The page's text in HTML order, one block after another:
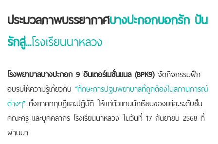
ประมวลภาพบรรยากาศบางปะกอกบอกรัก ปัน
รักสู่...โรงเรียนนาหลวง
โรงพยาบาลบางปะกอก 9 อินเตอร์เนชั่นแนล (BPK9)จัดกิจกรรมฝึก
อบรมให้ความรู้เกี่ยวกับ “ทักษะการปฐมพยาบาลที่ถูกต้องในสถานการณ์
ต่างๆ” ทั้งภาคทฤษฎีและปฏิบัติ ให้แก่ตัวเเทนนักเรียนของเเต่ละระดับชั้น
คณะครู และบุคคลากร โรงเรียนนาหลวง ในวันที่ 17 กันยายน 2568 ที่
ผ่านมา